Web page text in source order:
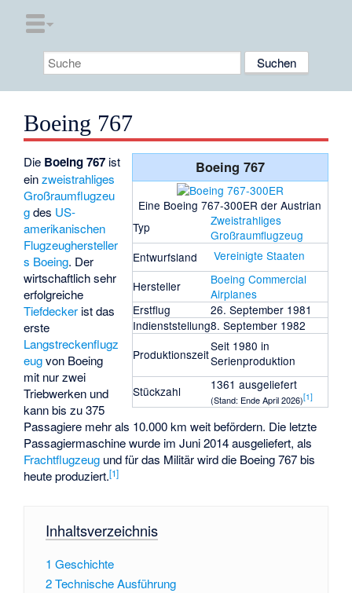
Boeing 767
Boeing 767
Eine Boeing 767-300ER der Austrian
Typ
Zweistrahliges
Großraumflugzeug
Entwurfsland
Vereinigte Staaten
Hersteller
Boeing Commercial
Airplanes
Erstflug
26. September 1981
Indienststellung8. September 1982
Produktionszeit
Seit 1980 in
Serienproduktion
Stückzahl
1361 ausgeliefert
(Stand: Ende April 2026)[1]
Die Boeing 767 ist
einzweistrahliges
Großraumflugzeu
gdes US-
amerikanischen
Flugzeughersteller
s Boeing. Der
wirtschaftlich sehr
erfolgreiche
Tiefdecker ist das
erste
Langstreckenflugz
eugvon Boeing
mit nur zwei
Triebwerken und
kann bis zu 375
Passagiere mehr als 10.000 km weit befördern. Die letzte
Passagiermaschine wurde im Juni 2014 ausgeliefert, als
Frachtflugzeug und für das Militär wird die Boeing 767 bis
heute produziert.[1]
Inhaltsverzeichnis
1 Geschichte
2Technische Ausführung